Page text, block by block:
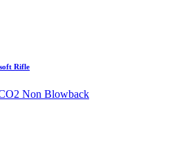
Rifle
Non Blowback